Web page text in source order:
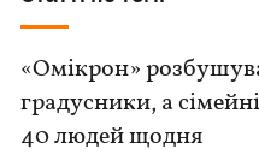
«Омікрон»
градусники, а
40 людей щодня